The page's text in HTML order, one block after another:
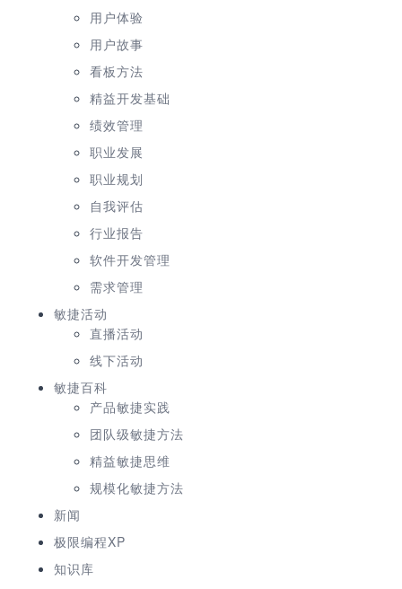
用户体验
用户故事
看板方法
精益开发基础
绩效管理
职业发展
职业规划
自我评估
行业报告
软件开发管理
需求管理
敏捷活动
直播活动
线下活动
敏捷百科
产品敏捷实践
团队级敏捷方法
精益敏捷思维
规模化敏捷方法
新闻
极限编程XP
知识库